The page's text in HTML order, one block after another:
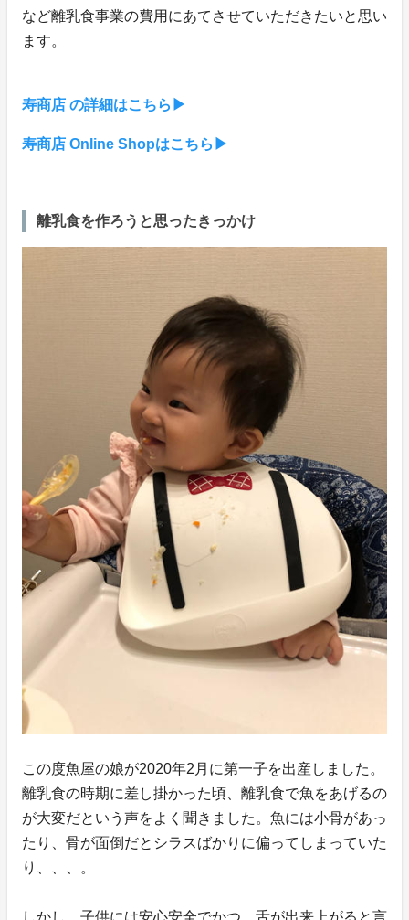
など離乳食事業の費用にあてさせていただきたいと思い
ます。
寿商店 の詳細はこちら▶
寿商店 Online Shopはこちら▶︎
離乳食を作ろうと思ったきっかけ
この度魚屋の娘が2020年2月に第一子を出産しました。
離乳食の時期に差し掛かった頃、離乳食で魚をあげるの
が大変だという声をよく聞きました。魚には小骨があっ
たり、骨が面倒だとシラスばかりに偏ってしまっていた
り、、、。
しかし、子供には安心安全でかつ、舌が出来上がると言